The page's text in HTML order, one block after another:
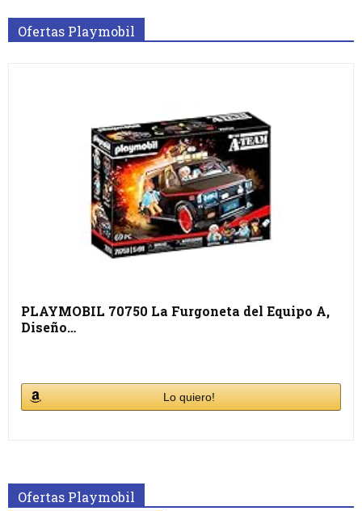
Ofertas Playmobil
PLAYMOBIL 70750 La Furgoneta del Equipo A,
Diseño…
Lo quiero!
Ofertas Playmobil